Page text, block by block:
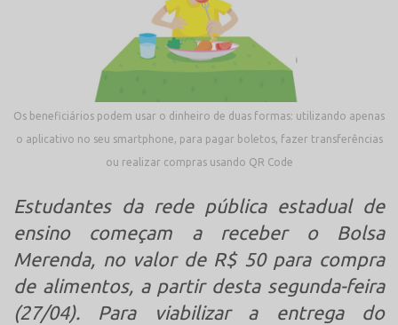
Os beneficiários podem usar o dinheiro de duas formas: utilizando apenas
o aplicativo no seu smartphone, para pagar boletos, fazer transferências
ou realizar compras usando QR Code
Estudantes da rede pública estadual de
ensino começam a receber o Bolsa
Merenda, no valor de R$ 50 para compra
de alimentos, a partir desta segunda-feira
(27/04). Para viabilizar a entrega do